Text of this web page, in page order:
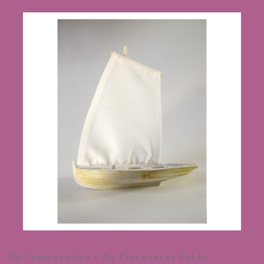
Os Comentarios E Os Trackbacks Están